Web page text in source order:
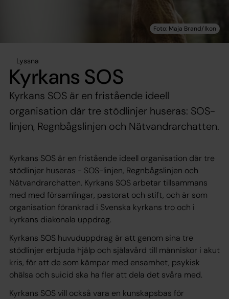
Lyssna
Kyrkans SOS
Kyrkans SOS är en fristående ideell
organisation där tre stödlinjer huseras: SOS-
linjen, Regnbågslinjen och Nätvandrarchatten.
Kyrkans SOS är en fristående ideell organisation där tre
stödlinjer huseras - SOS-linjen, Regnbågslinjen och
Nätvandrarchatten. Kyrkans SOS arbetar tillsammans
med med församlingar, pastorat och stift, och är som
organisation förankrad i Svenska kyrkans tro och i
kyrkans diakonala uppdrag.
Kyrkans SOS huvuduppdrag är att genom sina tre
stödlinjer erbjuda hjälp och själavård till människor i akut
kris, för att de som kämpar med ensamhet, psykisk
ohälsa och suicid ska ha fler att dela det svåra med.
Kyrkans SOS vill också vara en kunskapsbas för